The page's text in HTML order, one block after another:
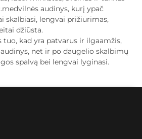
audinys, kurį ypač
skalbiasi, lengvai prižiūrimas,
džiūsta.
tuo, kad yra patvarus ir ilgaamžis,
net ir po daugelio skalbimų
spalvą bei lengvai lyginasi.